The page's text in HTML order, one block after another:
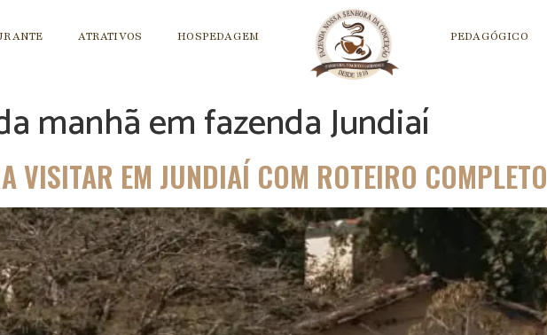
ATRATIVOS HOSPEDAGEM PEDAGÓGICO
manhã em fazenda Jundiaí
VISITAR EM JUNDIAÍ COM ROTEIRO COMPLETO